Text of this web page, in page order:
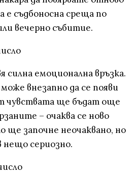
е съдбоносна среща по
вечерно събитие.
силна емоционална връзка.
внезапно да се появи
чувствата ще бъдат още
– очаква се ново
ще започне неочаквано, но
нещо сериозно.